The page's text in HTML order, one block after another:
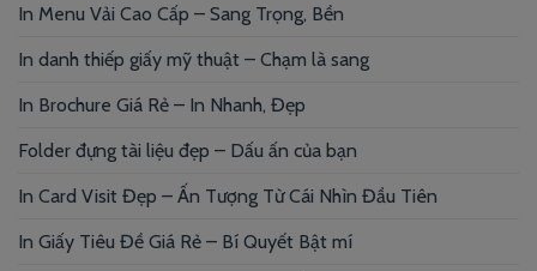
In Menu Vải Cao Cấp – Sang Trọng, Bền
In danh thiếp giấy mỹ thuật – Chạm là sang
In Brochure Giá Rẻ – In Nhanh, Đẹp
Folder đựng tài liệu đẹp – Dấu ấn của bạn
In Card Visit Đẹp – Ấn Tượng Từ Cái Nhìn Đầu Tiên
In Giấy Tiêu Đề Giá Rẻ – Bí Quyết Bật mí